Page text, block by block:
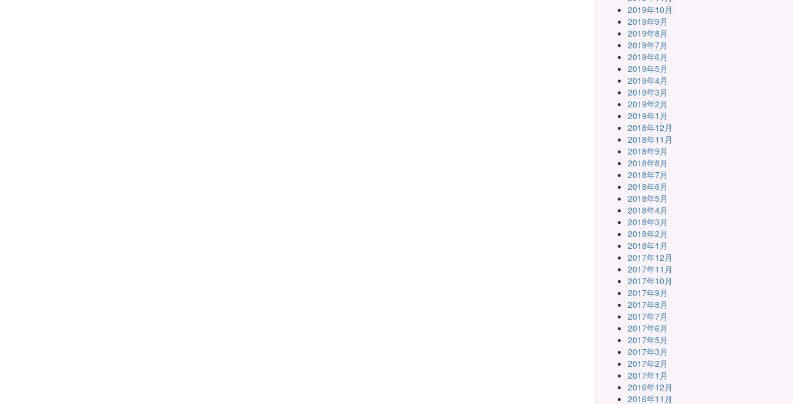
2019年10月
2019年9月
2019年8月
2019年7月
2019年6月
2019年5月
2019年4月
2019年3月
2019年2月
2019年1月
2018年12月
2018年11月
2018年9月
2018年8月
2018年7月
2018年6月
2018年5月
2018年4月
2018年3月
2018年2月
2018年1月
2017年12月
2017年11月
2017年10月
2017年9月
2017年8月
2017年7月
2017年6月
2017年5月
2017年3月
2017年2月
2017年1月
2016年12月
2016年11月